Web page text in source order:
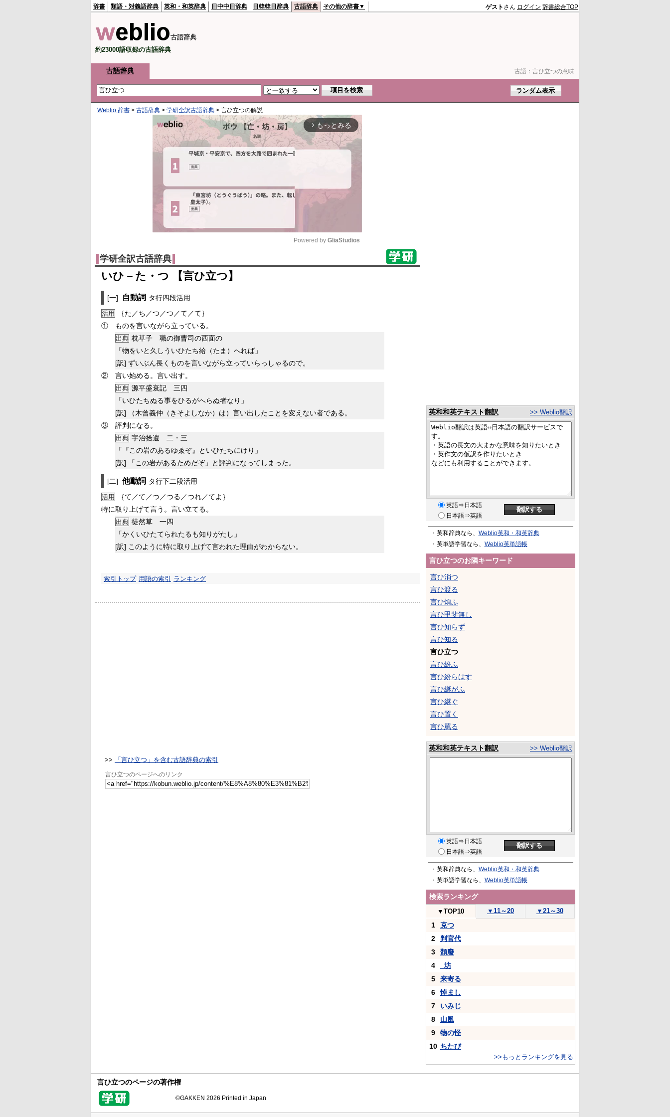
古語： 言ひ立つの意味
辞書 類語・対義語辞典 英和・和英辞典 日中中日辞典 日韓韓日辞典 古語辞典 その他の辞書▼ ゲスト さん ログイン 辞書総合TOP
古語辞典
約23000語収録の古語辞典
古語辞典
Weblio 辞書 > 古語辞典 > 学研全訳古語辞典 > 言ひ立つの解説
arrow_forward_ios もっとみる
Mute
Powered by GliaStudios
学研全訳古語辞典
いひ－た・つ 【言ひ立つ】
[一] 自動詞 タ行四段活用
活用
｛た／ち／つ／つ／て／て｝
①
ものを言いながら立っている。
出典 枕草子 職の御曹司の西面の
「物をいと久しういひたち給（たま）へれば」
[訳] ずいぶん長くものを言いながら立っていらっしゃるので。
②
言い始める。言い出す。
出典 源平盛衰記 三四
「いひたちぬる事をひるがへらぬ者なり」
[訳] （木曾義仲（きそよしなか）は）言い出したことを変えない者である。
③
評判になる。
出典 宇治拾遺 二・三
「『この岩のあるゆゑぞ』といひたちにけり」
[訳] 「この岩があるためだぞ」と評判になってしまった。
[二] 他動詞 タ行下二段活用
活用
｛て／て／つ／つる／つれ／てよ｝
特に取り上げて言う。言い立てる。
出典 徒然草 一四
「かくいひたてられたるも知りがたし」
[訳] このように特に取り上げて言われた理由がわからない。
索引トップ 用語の索引 ランキング
>> 「言ひ立つ」を含む古語辞典の索引
言ひ立つのページへのリンク
英和和英テキスト翻訳 >> Weblio翻訳
英語⇒日本語
日本語⇒英語
・英和辞典なら、 Weblio英和・和英辞典
・英単語学習なら、 Weblio英単語帳
言ひ立つのお隣キーワード
言ひ消つ
言ひ渡る
言ひ煩ふ
言ひ甲斐無し
言ひ知らず
言ひ知る
言ひ立つ
言ひ紛ふ
言ひ紛らはす
言ひ継がふ
言ひ継ぐ
言ひ置く
言ひ罵る
英和和英テキスト翻訳 >> Weblio翻訳
英語⇒日本語
日本語⇒英語
・英和辞典なら、 Weblio英和・和英辞典
・英単語学習なら、 Weblio英単語帳
検索ランキング
▼ TOP10 ▼ 11～20 ▼ 21～30
1
克つ
2
判官代
3
頽廢
4
_坊
5
来寄る
6
悼まし
7
いみじ
8
山風
9
物の怪
10 ちたび
>>もっとランキングを見る
言ひ立つのページの著作権
©GAKKEN 2026 Printed in Japan